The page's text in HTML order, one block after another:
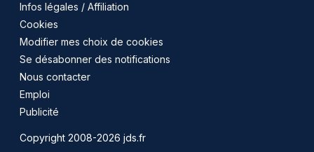
Infos légales / Affiliation
Cookies
Modifier mes choix de cookies
Se désabonner des notifications
Nous contacter
Emploi
Publicité
Copyright 2008-2026 jds.fr